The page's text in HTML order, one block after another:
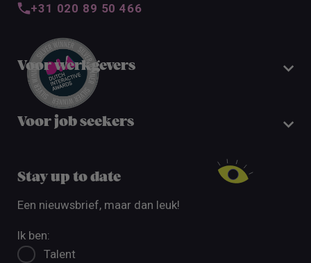
+31 020 89 50 466
Voor werkgevers
Voor job seekers
Stay up to date
Een nieuwsbrief, maar dan leuk!
Ik ben:
Talent